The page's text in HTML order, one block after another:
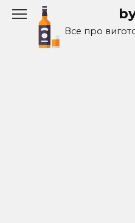
Перейти
содержаниюВсе про